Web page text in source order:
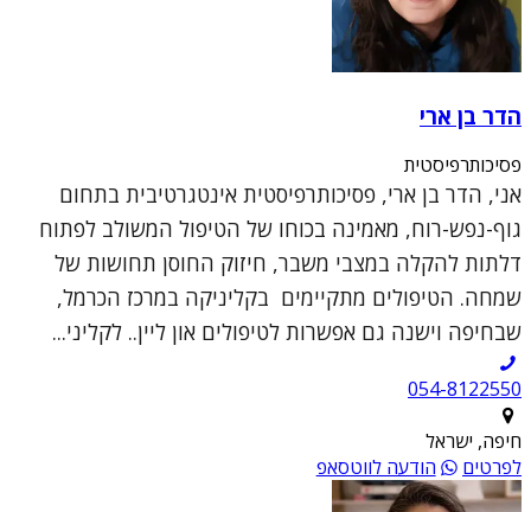
הדר בן ארי
פסיכותרפיסטית
אני, הדר בן ארי, פסיכותרפיסטית אינטגרטיבית בתחום
גוף-נפש-רוח, מאמינה בכוחו של הטיפול המשולב לפתוח
דלתות להקלה במצבי משבר, חיזוק החוסן תחושות של
שמחה. הטיפולים מתקיימים בקליניקה במרכז הכרמל,
שבחיפה וישנה גם אפשרות לטיפולים און ליין.. לקליני...
054-8122550
חיפה, ישראל
לפרטים
הודעה לווטסאפ